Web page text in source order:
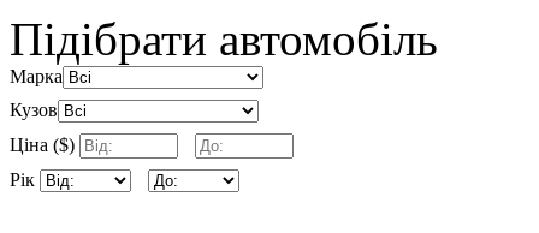
Підібрати автомобіль
Марка
Кузов
Ціна ($)
Рік